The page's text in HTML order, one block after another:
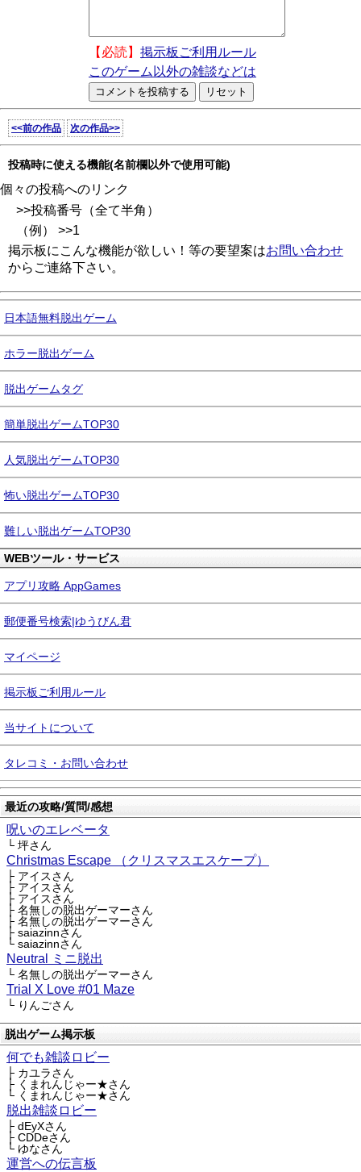
【必読】 掲示板ご利用ルール
このゲーム以外の雑談などは
<<前の作品 次の作品>>
投稿時に使える機能(名前欄以外で使用可能)
個々の投稿へのリンク
>>投稿番号（全て半角）
（例） >>1
掲示板にこんな機能が欲しい！等の要望案はお問い合わせ
からご連絡下さい。
日本語無料脱出ゲーム
ホラー脱出ゲーム
脱出ゲームタグ
簡単脱出ゲームTOP30
人気脱出ゲームTOP30
怖い脱出ゲームTOP30
難しい脱出ゲームTOP30
WEBツール・サービス
アプリ攻略 AppGames
郵便番号検索|ゆうびん君
マイページ
掲示板ご利用ルール
当サイトについて
タレコミ・お問い合わせ
最近の攻略/質問/感想
呪いのエレベータ
└ 坪さん
Christmas Escape （クリスマスエスケープ）
├ アイスさん
├ アイスさん
├ アイスさん
├ 名無しの脱出ゲーマーさん
├ 名無しの脱出ゲーマーさん
├ saiazinnさん
└ saiazinnさん
Neutral ミニ脱出
└ 名無しの脱出ゲーマーさん
Trial X Love #01 Maze
└ りんごさん
脱出ゲーム掲示板
何でも雑談ロビー
├ カユラさん
├ くまれんじゃー★さん
└ くまれんじゃー★さん
脱出雑談ロビー
├ dEyXさん
├ CDDeさん
└ ゆなさん
運営への伝言板